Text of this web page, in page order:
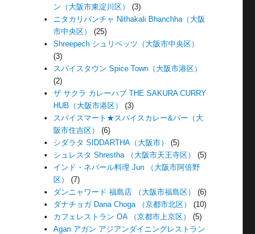
ン（大阪市東淀川区）
(3)
ニタカリバンチャ Nithakali Bhanchha（大阪
市中央区）
(25)
Shreepech シュリペッツ（大阪市中央区）
(3)
スパイスタウン Spice Town（大阪市港区）
(2)
ザ サクラ カレーハブ THE SAKURA CURRY
HUB（大阪市港区）
(3)
スパイスマート★スパイスカレー&バー（大
阪市住吉区）
(6)
シダラタ SIDDARTHA（大阪市）
(5)
シュレスタ Shrestha （大阪市天王寺区）
(5)
インド・ネパール料理 Jun （大阪市阿倍野
区）
(7)
ダンニャワード 福島店 （大阪市福島区）
(6)
ダナチョガ Dana Choga （京都市北区）
(10)
カフェレストラン OA （京都市上京区）
(5)
Agan アガン アジアンダイニングレストラン